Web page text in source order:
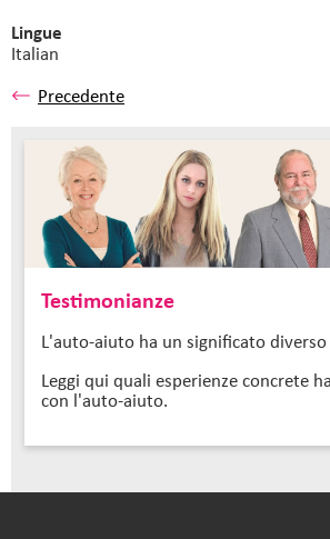
Lingue
Italian
Precedente
Testimonianze
L'auto-aiuto ha un significato diverso
Leggi qui quali esperienze concrete
con l'auto-aiuto.